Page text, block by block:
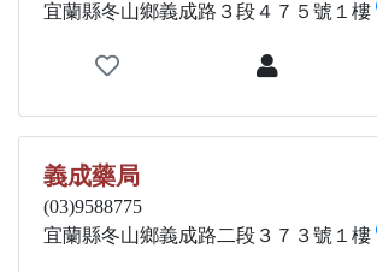
宜蘭縣冬山鄉義成路３段４７５號１樓
義成藥局
(03)9588775
宜蘭縣冬山鄉義成路二段３７３號１樓